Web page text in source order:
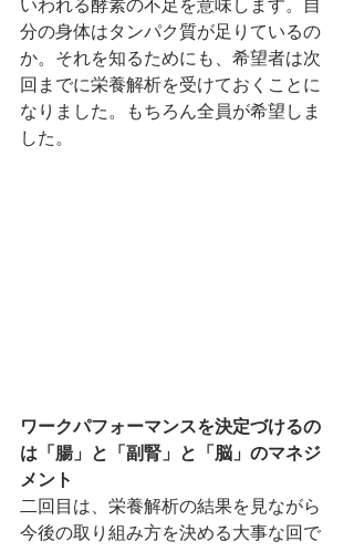
分の身体はタンパク質が足りているの
か。それを知るためにも、希望者は次
回までに栄養解析を受けておくことに
なりました。もちろん全員が希望しま
した。
ワークパフォーマンスを決定づけるの
は「腸」と「副腎」と「脳」のマネジ
メント
二回目は、栄養解析の結果を見ながら
今後の取り組み方を決める大事な回で